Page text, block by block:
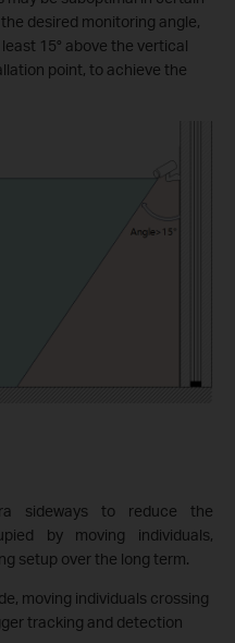
desired monitoring angle,
15° above the vertical
point, to achieve the
sideways to reduce the
by moving individuals,
setup over the long term.
moving individuals crossing
tracking and detection